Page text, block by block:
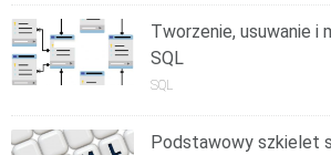
Tworzenie, usuwanie i
SQL
SQL
Podstawowy szkielet